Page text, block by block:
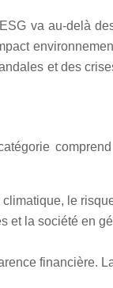
va au-delà
et des
le
et la société en
financière.